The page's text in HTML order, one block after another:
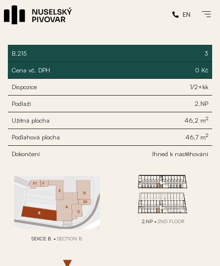
EN
B.215 3
Cena vč. DPH 0 Kč
Dispozice 1/2+kk
Podlaží 2.NP
Užitná plocha 46,2 m2
Podlahová plocha 46,7 m2
Dokončení Ihned k nastěhování
SEKCE B. • SECTION B.
2.NP • 2ND FLOOR